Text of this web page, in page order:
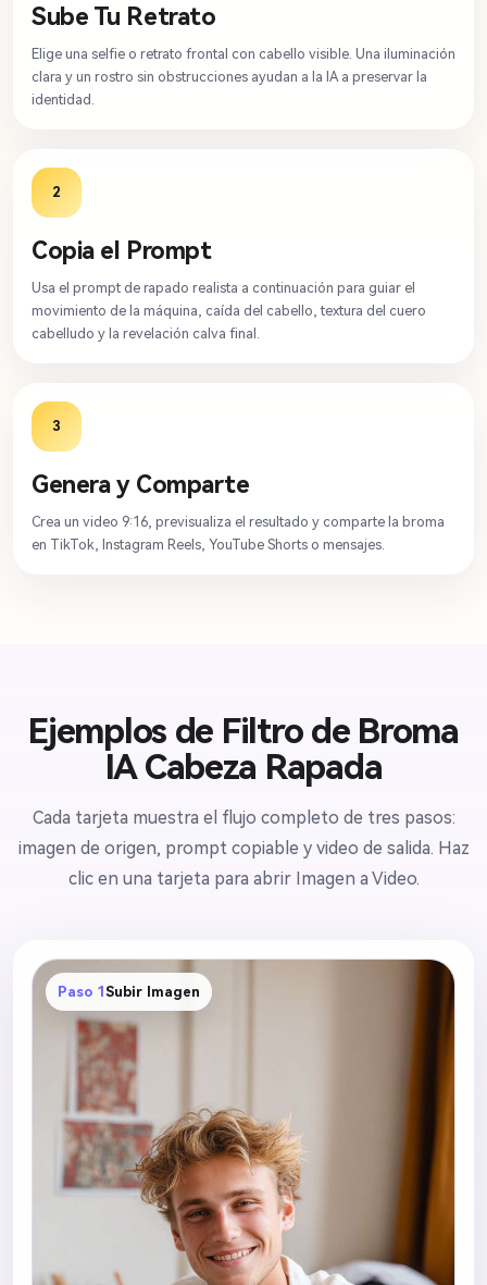
Sube Tu Retrato
Elige una selfie o retrato frontal con cabello visible. Una iluminación
clara y un rostro sin obstrucciones ayudan a la IA a preservar la
identidad.
2
Copia el Prompt
Usa el prompt de rapado realista a continuación para guiar el
movimiento de la máquina, caída del cabello, textura del cuero
cabelludo y la revelación calva final.
3
Genera y Comparte
Crea un video 9:16, previsualiza el resultado y comparte la broma
en TikTok, Instagram Reels, YouTube Shorts o mensajes.
Ejemplos de Filtro de Broma
IA Cabeza Rapada
Cada tarjeta muestra el flujo completo de tres pasos:
imagen de origen, prompt copiable y video de salida. Haz
clic en una tarjeta para abrir Imagen a Video.
Paso 1Subir Imagen